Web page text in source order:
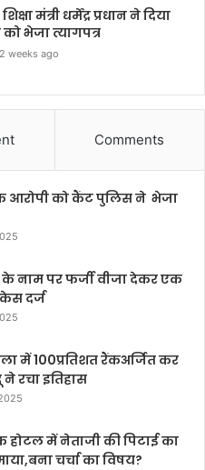
मंत्री धर्मेंद्र प्रधान ने दिया
को भेजा त्यागपत्र
2 weeks ago
Comments
आरोपी को कैंट पुलिस ने भेजा
नाम पर फर्जी वीजा देकर एक
दर्ज
में 100प्रतिशत रैंकअर्जित कर
रचा इतिहास
में नेताजी की पिटाई का
चर्चा का विषय?